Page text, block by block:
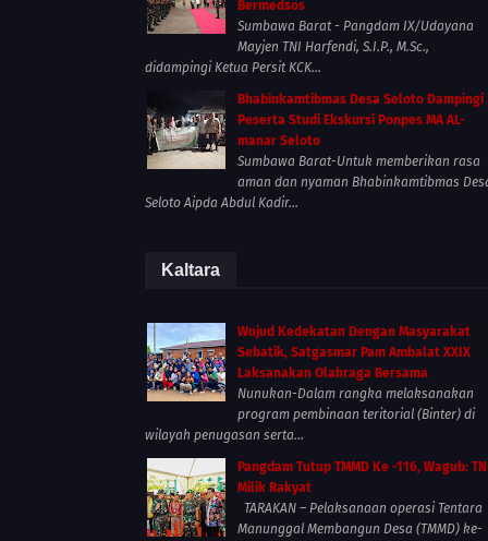
Bermedsos
Sumbawa Barat - Pangdam IX/Udayana
Mayjen TNI Harfendi, S.I.P., M.Sc.,
didampingi Ketua Persit KCK...
Bhabinkamtibmas Desa Seloto Dampingi
Peserta Studi Ekskursi Ponpes MA AL-
manar Seloto
Sumbawa Barat-Untuk memberikan rasa
aman dan nyaman Bhabinkamtibmas
Seloto Aipda Abdul Kadir...
Kaltara
Wujud Kedekatan Dengan Masyarakat
Sebatik, Satgasmar Pam Ambalat XXIX
Laksanakan Olahraga Bersama
Nunukan-Dalam rangka melaksanakan
program pembinaan teritorial (Binter) di
wilayah penugasan serta...
Pangdam Tutup TMMD Ke -116, Wagub:
Milik Rakyat
TARAKAN – Pelaksanaan operasi Tentara
Manunggal Membangun Desa (TMMD) ke-